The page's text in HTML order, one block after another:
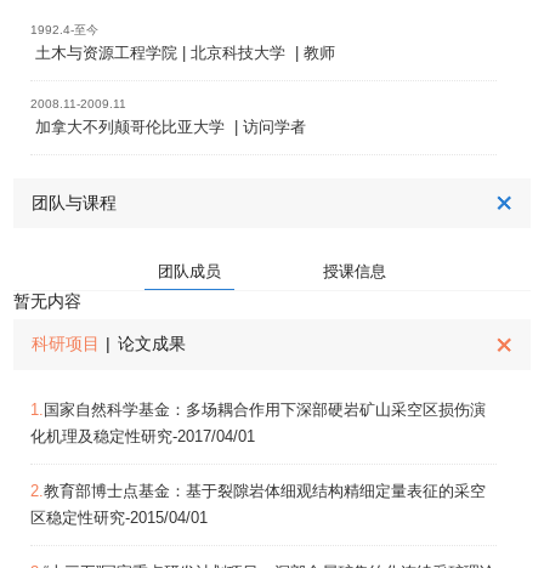
1992.4-至今
土木与资源工程学院 | 北京科技大学 | 教师
2008.11-2009.11
加拿大不列颠哥伦比亚大学 | 访问学者
团队与课程
团队成员 授课信息
暂无内容
科研项目 | 论文成果
1. 国家自然科学基金：多场耦合作用下深部硬岩矿山采空区损伤演
化机理及稳定性研究-2017/04/01
2.教育部博士点基金：基于裂隙岩体细观结构精细定量表征的采空
区稳定性研究-2015/04/01